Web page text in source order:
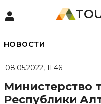
НОВОСТИ
08.05.2022, 11:46
Министерство
Республики